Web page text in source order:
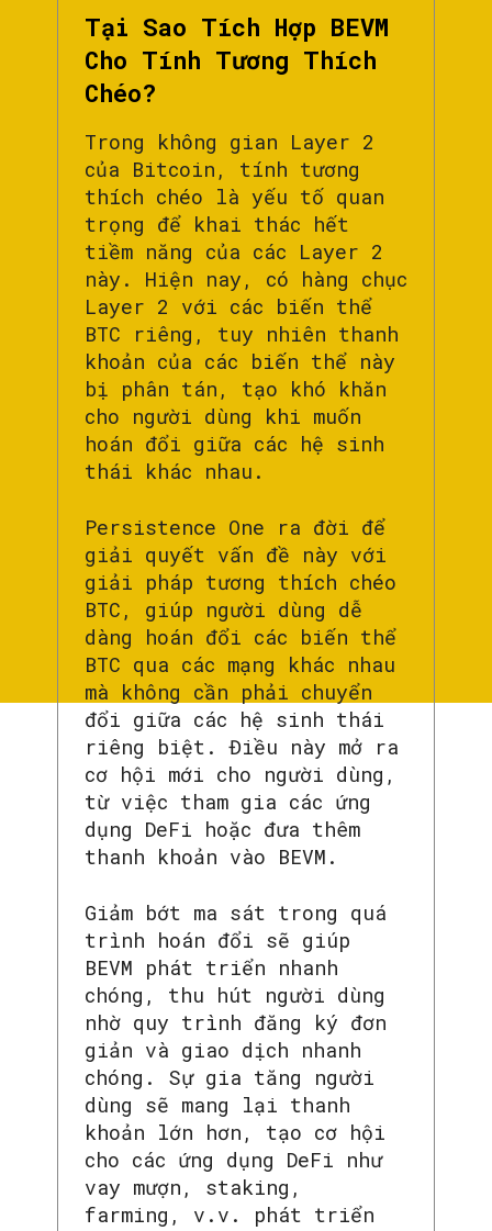
Tại Sao Tích Hợp BEVM
Cho Tính Tương Thích
Chéo?
Trong không gian Layer 2
của Bitcoin, tính tương
thích chéo là yếu tố quan
trọng để khai thác hết
tiềm năng của các Layer 2
này. Hiện nay, có hàng chục
Layer 2 với các biến thể
BTC riêng, tuy nhiên thanh
khoản của các biến thể này
bị phân tán, tạo khó khăn
cho người dùng khi muốn
hoán đổi giữa các hệ sinh
thái khác nhau.
Persistence One ra đời để
giải quyết vấn đề này với
giải pháp tương thích chéo
BTC, giúp người dùng dễ
dàng hoán đổi các biến thể
BTC qua các mạng khác nhau
mà không cần phải chuyển
đổi giữa các hệ sinh thái
riêng biệt. Điều này mở ra
cơ hội mới cho người dùng,
từ việc tham gia các ứng
dụng DeFi hoặc đưa thêm
thanh khoản vào BEVM.
Giảm bớt ma sát trong quá
trình hoán đổi sẽ giúp
BEVM phát triển nhanh
chóng, thu hút người dùng
nhờ quy trình đăng ký đơn
giản và giao dịch nhanh
chóng. Sự gia tăng người
dùng sẽ mang lại thanh
khoản lớn hơn, tạo cơ hội
cho các ứng dụng DeFi như
vay mượn, staking,
farming, v.v. phát triển